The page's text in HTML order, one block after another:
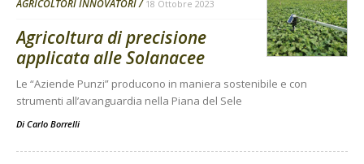
AGRICOLTORI INNOVATORI 18 Ottobre 2023
Agricoltura di precisione
applicata alle Solanacee
Le “Aziende Punzi” producono in maniera sostenibile e con
strumenti all’avanguardia nella Piana del Sele
Di Carlo Borrelli